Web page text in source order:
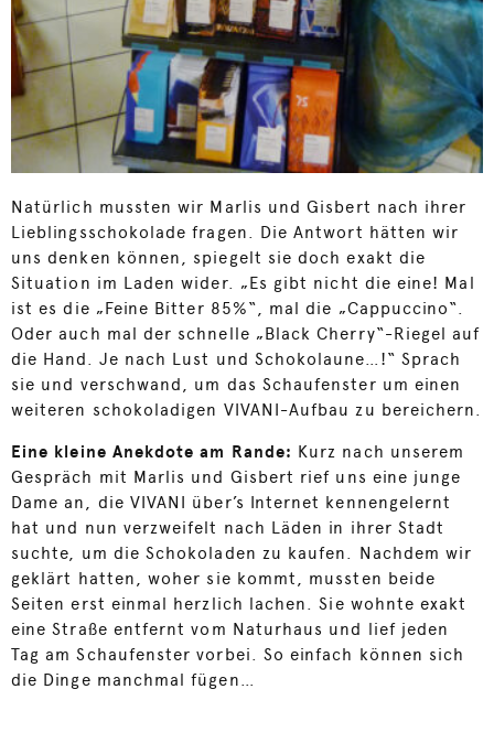
Natürlich mussten wir Marlis und Gisbert nach ihrer
Lieblingsschokolade fragen. Die Antwort hätten wir
uns denken können, spiegelt sie doch exakt die
Situation im Laden wider. „Es gibt nicht die eine! Mal
ist es die „Feine Bitter 85%“, mal die „Cappuccino“.
Oder auch mal der schnelle „Black Cherry“-Riegel auf
die Hand. Je nach Lust und Schokolaune…!“ Sprach
sie und verschwand, um das Schaufenster um einen
weiteren schokoladigen VIVANI-Aufbau zu bereichern.
Eine kleine Anekdote am Rande: Kurz nach unserem
Gespräch mit Marlis und Gisbert rief uns eine junge
Dame an, die VIVANI über’s Internet kennengelernt
hat und nun verzweifelt nach Läden in ihrer Stadt
suchte, um die Schokoladen zu kaufen. Nachdem wir
geklärt hatten, woher sie kommt, mussten beide
Seiten erst einmal herzlich lachen. Sie wohnte exakt
eine Straße entfernt vom Naturhaus und lief jeden
Tag am Schaufenster vorbei. So einfach können sich
die Dinge manchmal fügen…